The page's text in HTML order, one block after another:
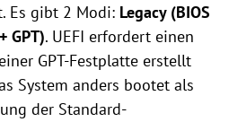
Es gibt 2 Modi: Legacy (BIOS
GPT). UEFI erfordert einen
GPT-Festplatte erstellt
System anders bootet als
der Standard-